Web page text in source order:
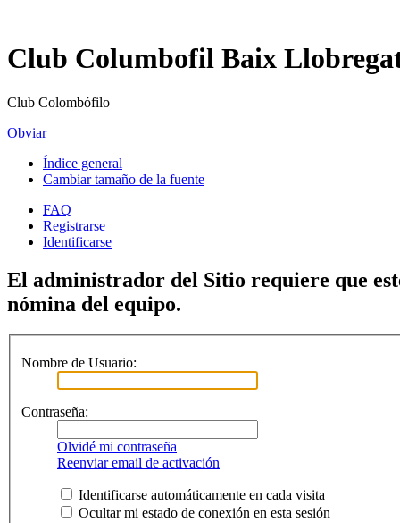
Club Columbofil Baix
Club Colombófilo
Obviar
Índice general
Cambiar tamaño de la fuente
FAQ
Registrarse
Identificarse
El administrador del Sitio requiere que
nómina del equipo.
Nombre de Usuario:
Contraseña:
Olvidé mi contraseña
Reenviar email de activación
Identificarse automáticamente en cada visita
Ocultar mi estado de conexión en esta sesión